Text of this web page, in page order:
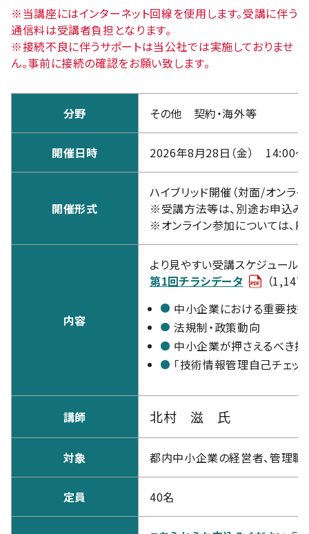
※当講座にはインターネット回線を使用します。受講に伴う
通信料は受講者負担となります。
※接続不良に伴うサポートは当公社では実施しておりませ
ん。事前に接続の確認をお願い致します。
分野 その他 契約・海外等
開催日時 2026年8月28日（金） 14:00
開催形式
ハイブリッド開催（対面/オンライ
※受講方法等は、別途お申込み
※オンライン参加については、
内容
より見やすい受講スケジュール
第1回チラシデータ
（
中小企業における重要技
法規制・政策動向
中小企業が押さえるべき
「技術情報管理自己チェッ
講師 北村 滋 氏
対象 都内中小企業の経営者、管理職
定員 40名